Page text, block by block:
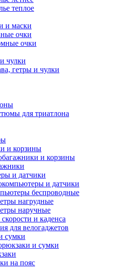
теплое
и маски
очки
очки
чулки
гетры и чулки
для триатлона
и корзины
и корзины
и датчики
и датчики
беспроводные
нагрудные
наручные
и каденса
для велогаджетов
сумки
и сумки
на пояс